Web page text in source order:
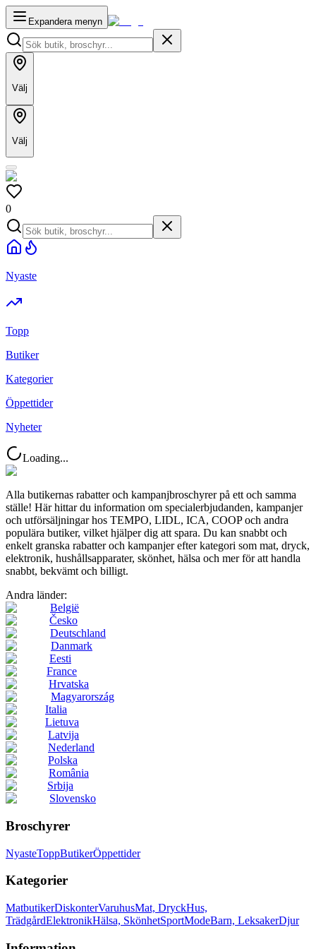
Expandera menyn
Välj
Välj
0
Nyaste
Topp
Butiker
Kategorier
Öppettider
Nyheter
Loading...
Alla butikernas rabatter och kampanjbroschyrer på ett och samma
ställe! Här hittar du information om specialerbjudanden, kampanjer
och utförsäljningar hos TEMPO, LIDL, ICA, COOP och andra
populära butiker, vilket hjälper dig att spara. Du kan snabbt och
enkelt granska rabatter och kampanjer efter kategori som mat, dryck,
elektronik, hushållsapparater, skönhet, hälsa och mer för att handla
snabbt, bekvämt och billigt.
Andra länder:
België
Česko
Deutschland
Danmark
Eesti
France
Hrvatska
Magyarország
Italia
Lietuva
Latvija
Nederland
Polska
România
Srbija
Slovensko
Broschyrer
NyasteToppButikerÖppettider
Kategorier
MatbutikerDiskonterVaruhusMat, DryckHus,
TrädgårdElektronikHälsa, SkönhetSportModeBarn, LeksakerDjur